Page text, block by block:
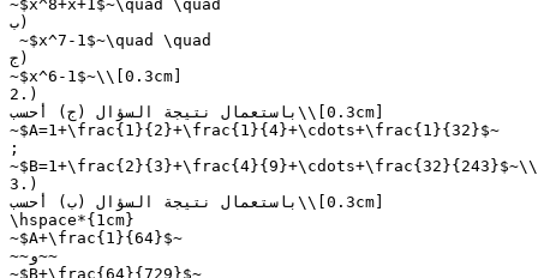
~$x^8+x+1$~\quad \quad
ب)
~$x^7-1$~\quad \quad
ج)
~$x^6-1$~\\[0.3cm]
2.)
باستعمال نتيجة السؤال (ج) أحسب\\[0.3cm]
~$A=1+\frac{1}{2}+\frac{1}{4}+\cdots+\frac{1}{32}$~
;
3.)
باستعمال نتيجة السؤال (ب) أحسب\\[0.3cm]
\hspace*{1cm}
~$A+\frac{1}{64}$~
~~و~~
~$B+\frac{64}{729}$~